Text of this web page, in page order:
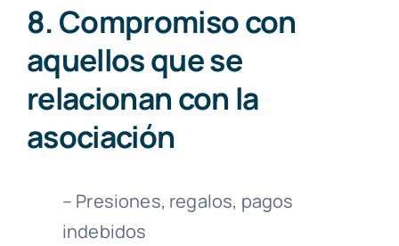
8. Compromiso con
aquellos que se
relacionan con la
asociación
– Presiones, regalos, pagos
indebidos